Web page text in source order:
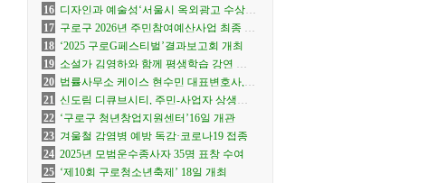
서
16 디자인과 예술성‘서울시 옥외광고 수상
작’전시
17 구로구 2026년 주민참여예산사업 최종 선
정
18 ‘2025 구로G페스티벌’결과보고회 개최
19 소설가 김영하와 함께 평생학습 강연 연
다
20 법률사무소 케이스 현수민 대표변호사,
(재)구로구장학회에 장학금 전달
21 신도림 디큐브시티, 주민-사업자 상생안
합의
22 ‘구로구 청년창업지원센터’16일 개관
23 겨울철 감염병 예방 독감·코로나19 접종
24 2025년 모범운수종사자 35명 표창 수여
25 ‘제10회 구로청소년축제’ 18일 개최